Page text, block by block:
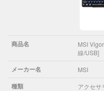
商品名
MSI
線/USB]
メーカー名 MSI
種類 アクセサ